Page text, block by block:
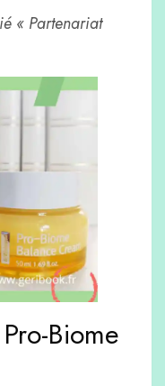
« Partenariat
Biome